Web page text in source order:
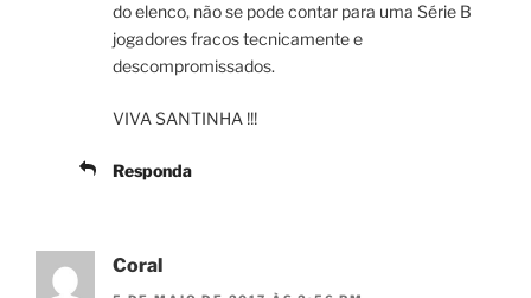
do elenco, não se pode contar para uma Série B
jogadores fracos tecnicamente e
descompromissados.
VIVA SANTINHA !!!
Responda
Coral